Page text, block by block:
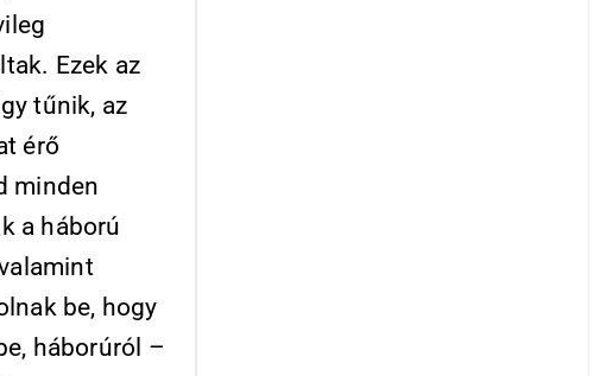
Ezek az
tűnik, az
érő
minden
a háború
be, hogy
háborúról –